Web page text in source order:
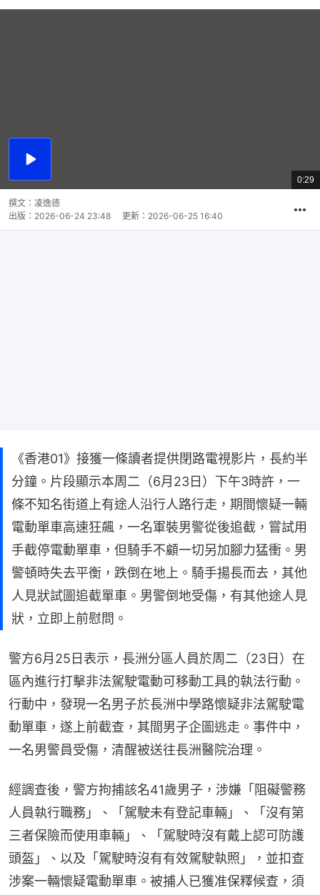
播
總
共
0:29
撰文： 凌逸德
出版： 2026-06-24 23:48 更新： 2026-06-25 16:40
《香港01》接獲一條讀者提供閉路電視影片，長約半
分鐘。片段顯示本周二（6月23日）下午3時許，一
條不知名街道上有途人沿行人路行走，期間懷疑一輛
電動單車高速狂飆，一名軍裝男警從後追截，嘗試用
手截停電動單車，但騎手不顧一切另加腳力猛衝。男
警頓時失去平衡，跌倒在地上。騎手揚長而去，其他
人見狀試圖追截單車。男警倒地受傷，有其他途人見
狀，立即上前慰問。
警方6月25日表示，長洲分區人員於周二（23日）在
區內進行打擊非法駕駛電動可移動工具的執法行動。
行動中，發現一名男子於長洲中學路懷疑非法駕駛電
動單車，遂上前截查，其間男子企圖逃走。事件中，
一名男警員受傷，清醒被送往長洲醫院治理。
經調查後，警方拘捕該名41歲男子，涉嫌「阻礙警務
人員執行職務」、「駕駛未有登記車輛」、「沒有第
三者保險而使用車輛」、「駕駛時沒有戴上認可防護
頭盔」、以及「駕駛時沒有有效駕駛執照」，並扣查
涉案一輛懷疑電動單車。被捕人已獲准保釋候查，須